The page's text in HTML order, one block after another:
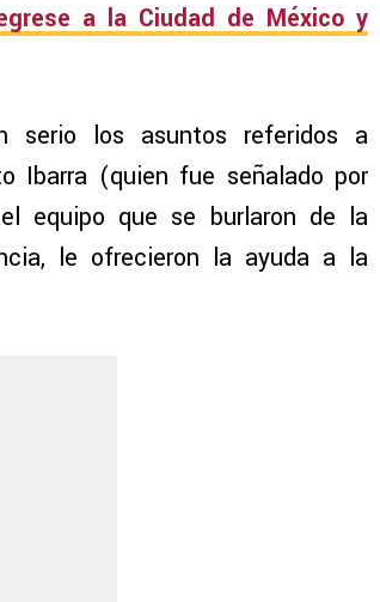
a la Ciudad de México y
serio los asuntos referidos a
Ibarra (quien fue señalado por
equipo que se burlaron de la
le ofrecieron la ayuda a la